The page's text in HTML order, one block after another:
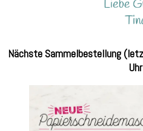
Nächste Sammelbestellung
Uhr